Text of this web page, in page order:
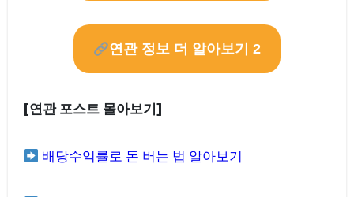
연관 정보 더 알아보기 2
[연관 포스트 몰아보기]
배당수익률로 돈 버는 법 알아보기